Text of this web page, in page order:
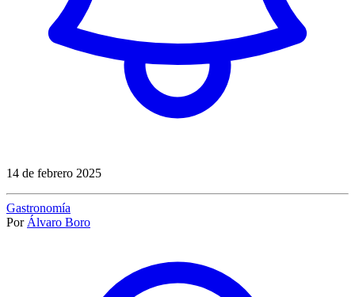
14 de febrero 2025
Gastronomía
Por Álvaro Boro